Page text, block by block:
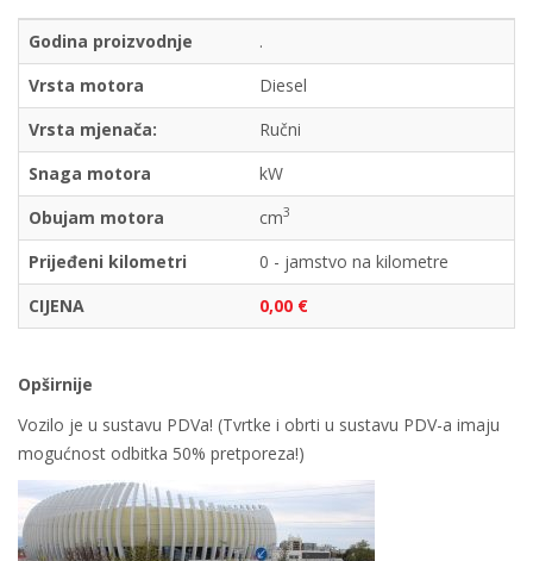
Godina proizvodnje
.
Vrsta motora
Diesel
Vrsta mjenača:
Ručni
Snaga motora
kW
Obujam motora
cm3
Prijeđeni kilometri
0 - jamstvo na kilometre
CIJENA
0,00 €
Opširnije
Vozilo je u sustavu PDVa! (Tvrtke i obrti u sustavu PDV-a imaju
mogućnost odbitka 50% pretporeza!)